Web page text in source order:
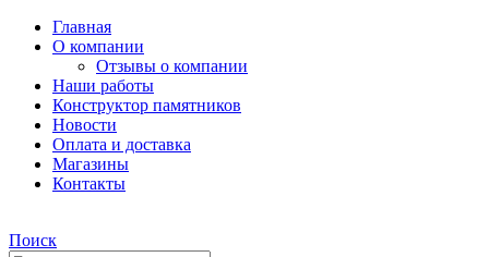
Главная
О компании
Отзывы о компании
Наши работы
Конструктор памятников
Новости
Оплата и доставка
Магазины
Контакты
Поиск